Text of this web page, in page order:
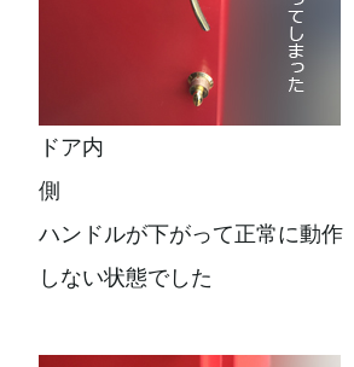
ドア内
側
ハンドルが下がって正常に動作
しない状態でした